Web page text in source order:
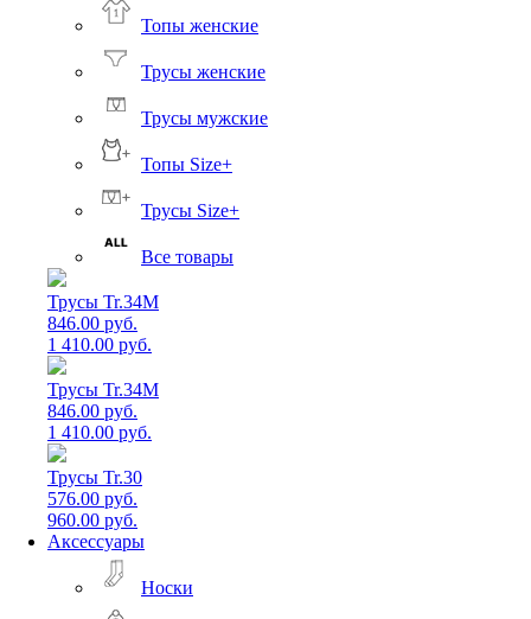
Топы женские
Трусы женские
Трусы мужские
Топы Size+
Трусы Size+
Все товары
Трусы Tr.34M
846.00 руб.
1 410.00 руб.
Трусы Tr.34M
846.00 руб.
1 410.00 руб.
Трусы Tr.30
576.00 руб.
960.00 руб.
Аксессуары
Носки